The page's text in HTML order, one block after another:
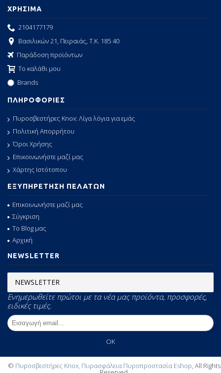
ΧΡΗΣΙΜΑ
2104177179
Βασιλικών 21, Πειραιάς, Τ.Κ. 185 40
Παράδοση προϊόντων
Το καλάθι μου
Brands
ΠΛΗΡΟΦΟΡΙΕΣ
Πυροσβεστήρες Knox: Λίγα λόγια για εμάς
Πολιτική Απορρήτου
Όροι Χρήσης
Επικοινωνήστε μαζί μας
Χάρτης Ιστότοπου
ΕΞΥΠΗΡΕΤΗΣΗ ΠΕΛΑΤΩΝ
Επικοινωνήστε μαζί μας
Σύγκριση
Το Blog μας
Αρχική
NEWSLETTER
NEWSLETTER
Ενημερωθείτε πρώτοι με τα νέα μας προϊόντα, προσφορές,
ειδικές τιμές.
OK
© Πυροσβεστήρες Knox, Πυρασφάλεια Πυροπροστασία Eshop, All Rights